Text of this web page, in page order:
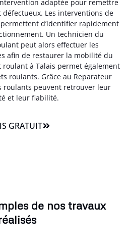
adaptée pour remettre
Les interventions de
d’identifier rapidement
Un technicien du
peut alors effectuer les
afin de restaurer la mobilité du
roulant à Talais permet également
roulants. Grâce au Reparateur
roulants peuvent retrouver leur
et leur fiabilité.
GRATUIT
de nos travaux